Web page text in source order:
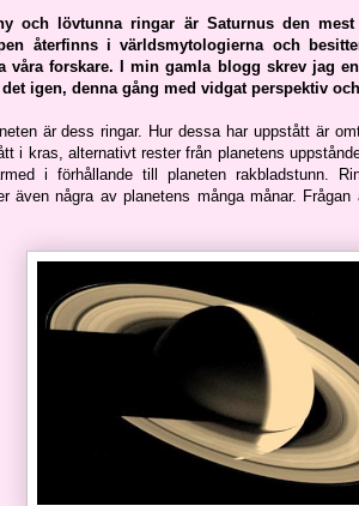
och lövtunna ringar är Saturnus den
återfinns i världsmytologierna och
våra forskare. I min gamla blogg skrev jag
igen, denna gång med vidgat perspektiv
är dess ringar. Hur dessa har uppstått är
i kras, alternativt rester från planetens
i förhållande till planeten rakbladstunn.
även några av planetens många månar.